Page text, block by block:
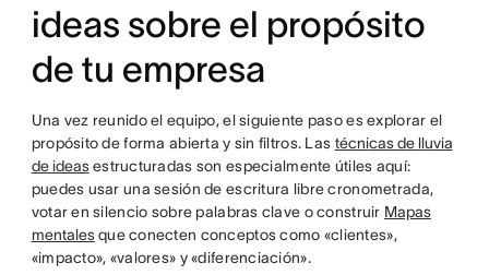
ideas sobre el propósito
de tu empresa
Una vez reunido el equipo, el siguiente paso es explorar el
propósito de forma abierta y sin filtros. Las técnicas de lluvia
de ideasestructuradas son especialmente útiles aquí:
puedes usar una sesión de escritura libre cronometrada,
votar en silencio sobre palabras clave o construir Mapas
mentalesque conecten conceptos como «clientes»,
«impacto», «valores» y «diferenciación».